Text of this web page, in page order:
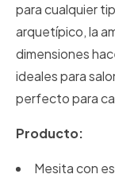
para cualquier
arquetípico, la
dimensiones
ideales para
perfecto para
Producto:
Mesita con